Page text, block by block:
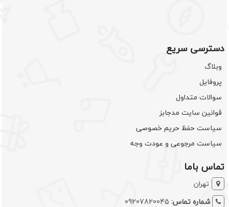
دسترسی سریع
وبلاگ
پروفایل
سوالات متداول
قوانین سایت مدجابز
سیاست حفظ حریم خصوصی
سیاست مرجوعی و عودت وجه
تماس باما
تهران
شماره تماس: 09207820045